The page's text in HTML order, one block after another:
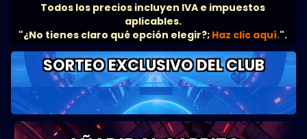
Todos los precios incluyen IVA e impuestos
aplicables.
"¿No tienes claro qué opción elegir?; Haz clic aquí.".
SORTEO EXCLUSIVO DEL CLUB